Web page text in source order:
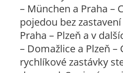
– München a Praha –
pojedou bez
Praha – Plzeň a v
– Domažlice a Plzeň –
rychlíkové zastávky